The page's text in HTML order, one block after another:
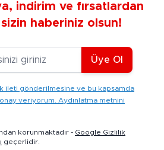
indirim ve fırsatlardan
haberiniz olsun!
E-posta Adresiniz
Üye Ol
ileti gönderilmesine ve bu kapsamda
veriyorum. Aydınlatma metnini
korunmaktadır - Google Gizlilik
geçerlidir.